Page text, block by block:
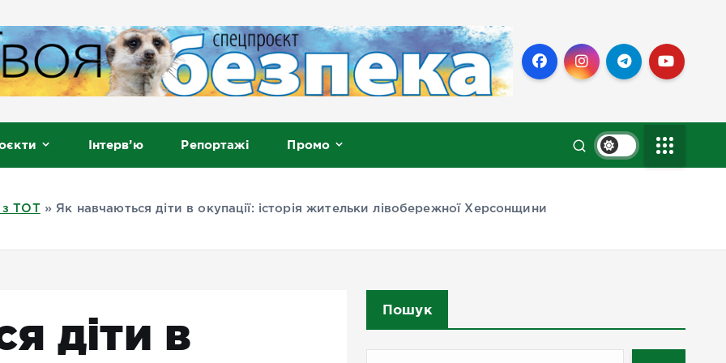
Інтерв’ю Репортажі Промо
ТОТ » Як навчаються діти в окупації: історія жительки лівобережної Херсонщини
діти в
Пошук